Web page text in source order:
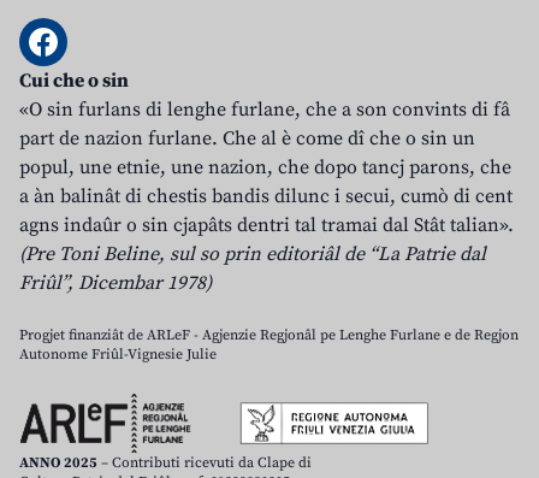
Cui che o sin
«O sin furlans di lenghe furlane, che a son convints di fâ
part de nazion furlane. Che al è come dî che o sin un
popul, une etnie, une nazion, che dopo tancj parons, che
a àn balinât di chestis bandis dilunc i secui, cumò di cent
agns indaûr o sin cjapâts dentri tal tramai dal Stât talian».
(Pre Toni Beline, sul so prin editoriâl de “La Patrie dal
Friûl”, Dicembar 1978)
Progjet finanziât de ARLeF - Agjenzie Regjonâl pe Lenghe Furlane e de Regjon
Autonome Friûl-Vignesie Julie
ANNO 2025 – Contributi ricevuti da Clape di